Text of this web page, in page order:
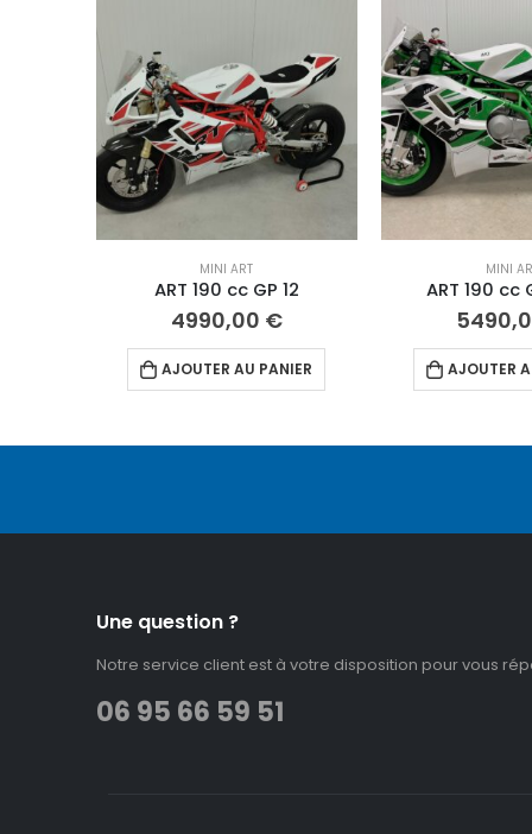
MINI ART
ART 190 cc GP 12
4990,00 €
AJOUTER AU PANIER
MINI
ART 190 cc
AJOUTER
Une question ?
Notre service client est à votre disposition pour vous
06 95 66 59 51